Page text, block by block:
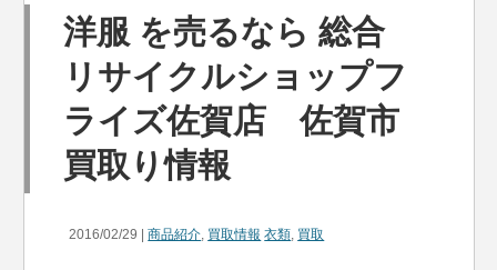
洋服 を売るなら 総合
リサイクルショップフ
ライズ佐賀店 佐賀市
買取り情報
2016/02/29 |商品紹介, 買取情報 衣類, 買取